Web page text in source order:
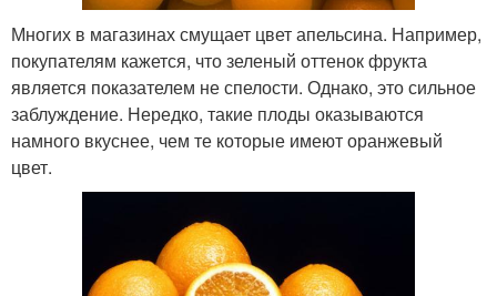
Многих в магазинах смущает цвет апельсина. Например,
покупателям кажется, что зеленый оттенок фрукта
является показателем не спелости. Однако, это сильное
заблуждение. Нередко, такие плоды оказываются
намного вкуснее, чем те которые имеют оранжевый
цвет.